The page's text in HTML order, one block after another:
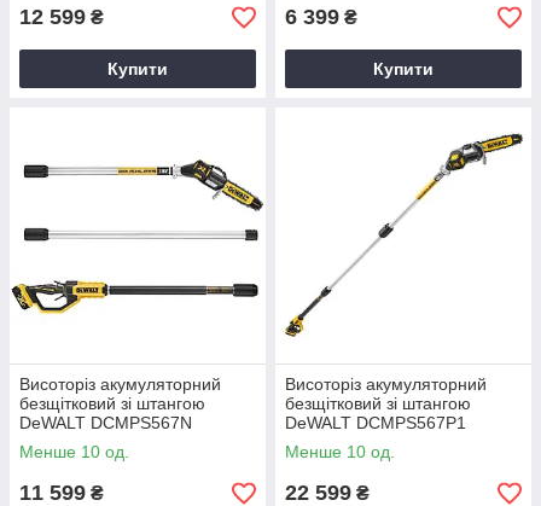
12 599 ₴
Купити
6 399 ₴
Купити
Висоторіз акумуляторний
безщітковий зі штангою
DeWALT DCMPS567N
Менше 10 од.
11 599 ₴
Висоторіз акумуляторний
безщітковий зі штангою
DeWALT DCMPS567P1
Менше 10 од.
22 599 ₴